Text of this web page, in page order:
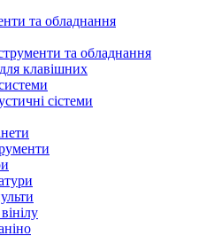
та обладнання
та обладнання
клавішних
сістеми